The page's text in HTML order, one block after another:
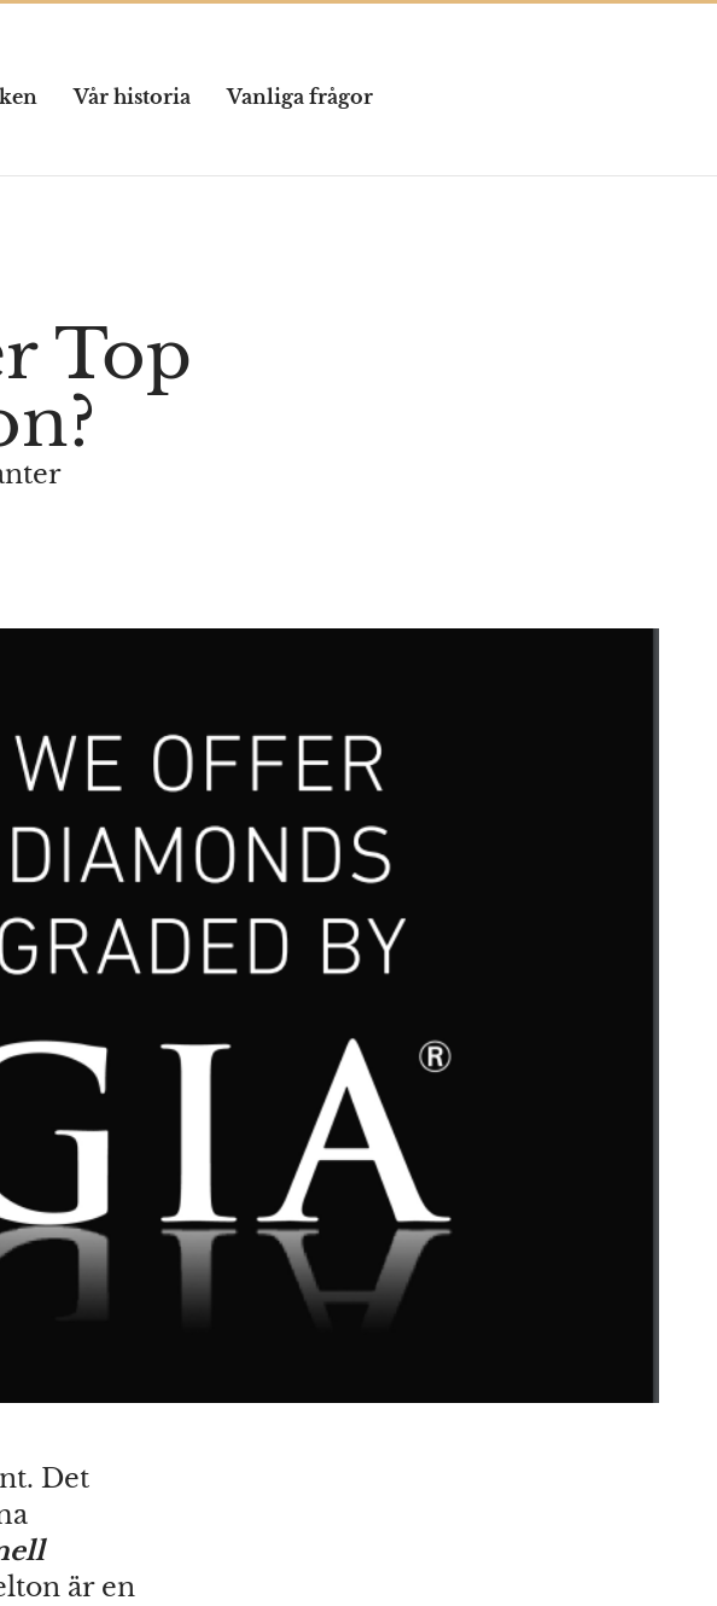
Vår historia Vanliga frågor
Top
Det
är en